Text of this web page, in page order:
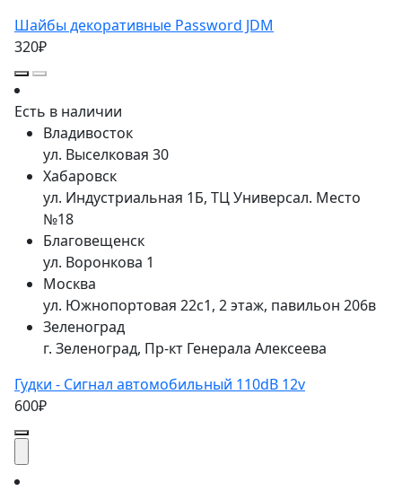
Шайбы декоративные Password JDM
320₽
Есть в наличии
Владивосток
ул. Выселковая 30
Хабаровск
ул. Индустриальная 1Б, ТЦ Универсал. Место
№18
Благовещенск
ул. Воронкова 1
Москва
ул. Южнопортовая 22с1, 2 этаж, павильон 206в
Зеленоград
г. Зеленоград, Пр-кт Генерала Алексеева
Гудки - Сигнал автомобильный 110dB 12v
600₽